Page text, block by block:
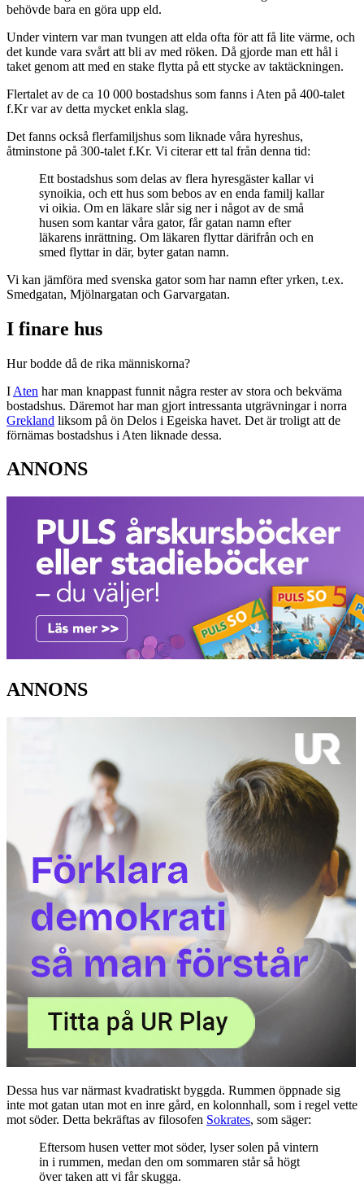
behövde bara en göra upp eld.
Under vintern var man tvungen att elda ofta för att få lite värme, och
det kunde vara svårt att bli av med röken. Då gjorde man ett hål i
taket genom att med en stake flytta på ett stycke av taktäckningen.
Flertalet av de ca 10 000 bostadshus som fanns i Aten på 400-talet
f.Kr var av detta mycket enkla slag.
Det fanns också flerfamiljshus som liknade våra hyreshus,
åtminstone på 300-talet f.Kr. Vi citerar ett tal från denna tid:
Ett bostadshus som delas av flera hyresgäster kallar vi
synoikia, och ett hus som bebos av en enda familj kallar
vi oikia. Om en läkare slår sig ner i något av de små
husen som kantar våra gator, får gatan namn efter
läkarens inrättning. Om läkaren flyttar därifrån och en
smed flyttar in där, byter gatan namn.
Vi kan jämföra med svenska gator som har namn efter yrken, t.ex.
Smedgatan, Mjölnargatan och Garvargatan.
I finare hus
Hur bodde då de rika människorna?
I Aten har man knappast funnit några rester av stora och bekväma
bostadshus. Däremot har man gjort intressanta utgrävningar i norra
Grekland liksom på ön Delos i Egeiska havet. Det är troligt att de
förnämas bostadshus i Aten liknade dessa.
ANNONS
ANNONS
Dessa hus var närmast kvadratiskt byggda. Rummen öppnade sig
inte mot gatan utan mot en inre gård, en kolonnhall, som i regel vette
mot söder. Detta bekräftas av filosofen Sokrates, som säger:
Eftersom husen vetter mot söder, lyser solen på vintern
in i rummen, medan den om sommaren står så högt
över taken att vi får skugga.